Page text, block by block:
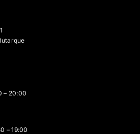
– 20:00
– 19:00